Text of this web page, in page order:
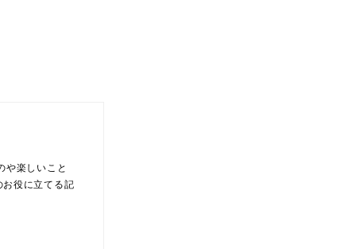
や楽しいこと
役に立てる記